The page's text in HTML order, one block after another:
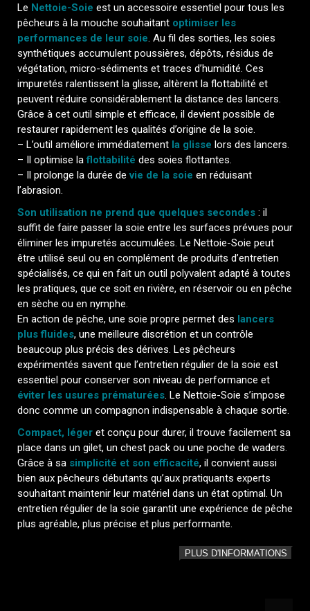
Le Nettoie-Soie est un accessoire essentiel pour tous les
pêcheurs à la mouche souhaitant optimiser les
performances de leur soie. Au fil des sorties, les soies
synthétiques accumulent poussières, dépôts, résidus de
végétation, micro-sédiments et traces d’humidité. Ces
impuretés ralentissent la glisse, altèrent la flottabilité et
peuvent réduire considérablement la distance des lancers.
Grâce à cet outil simple et efficace, il devient possible de
restaurer rapidement les qualités d’origine de la soie.
– L’outil améliore immédiatement la glisse lors des lancers.
– Il optimise laflottabilité des soies flottantes.
– Il prolonge la durée devie de la soie en réduisant
l’abrasion.
Son utilisation ne prend que quelques secondes : il
suffit de faire passer la soie entre les surfaces prévues pour
éliminer les impuretés accumulées. Le Nettoie-Soie peut
être utilisé seul ou en complément de produits d’entretien
spécialisés, ce qui en fait un outil polyvalent adapté à toutes
les pratiques, que ce soit en rivière, en réservoir ou en pêche
en sèche ou en nymphe.
En action de pêche, une soie propre permet des lancers
plus fluides, une meilleure discrétion et un contrôle
beaucoup plus précis des dérives. Les pêcheurs
expérimentés savent que l’entretien régulier de la soie est
essentiel pour conserver son niveau de performance et
éviter les usures prématurées. Le Nettoie-Soie s’impose
donc comme un compagnon indispensable à chaque sortie.
Compact, léger et conçu pour durer, il trouve facilement sa
place dans un gilet, un chest pack ou une poche de waders.
Grâce à sa simplicité et son efficacité, il convient aussi
bien aux pêcheurs débutants qu’aux pratiquants experts
souhaitant maintenir leur matériel dans un état optimal. Un
entretien régulier de la soie garantit une expérience de pêche
plus agréable, plus précise et plus performante.
PLUS D'INFORMATIONS